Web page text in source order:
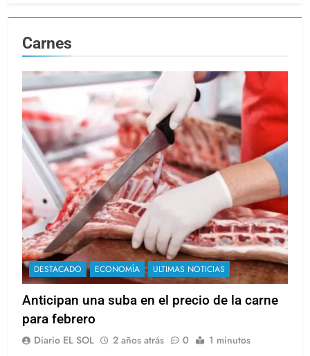
Carnes
DESTACADO ECONOMÍA ULTIMAS NOTICIAS
Anticipan una suba en el precio de la carne
para febrero
Diario EL SOL 2 años atrás 0 1 minutos